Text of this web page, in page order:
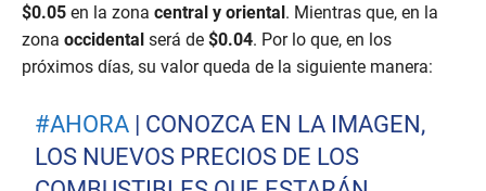
$0.05 en la zona central y oriental. Mientras que, en la
zona occidental será de $0.04. Por lo que, en los
próximos días, su valor queda de la siguiente manera:
#AHORA | CONOZCA EN LA IMAGEN,
LOS NUEVOS PRECIOS DE LOS